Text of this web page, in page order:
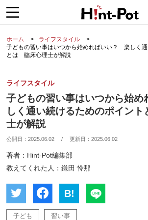
ホーム
ライフスタイル
子どもの習い事はいつから始めればいい？ 楽しく通
とは 臨床心理士が解説
ライフスタイル
子どもの習い事はいつから始
しく通い続けるためのポイン
士が解説
公開日：2025.06.02 / 更新日：2025.06.02
著者：Hint-Pot編集部
教えてくれた人：鎌田 怜那
B!
子ども 習い事